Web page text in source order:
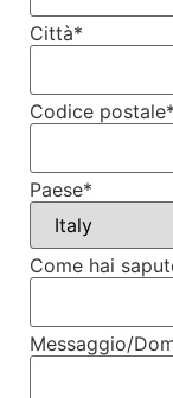
Città*
Codice postale*
Paese*
Come hai
Messaggio/